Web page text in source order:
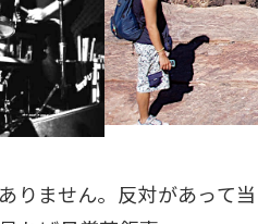
ません。反対があって当